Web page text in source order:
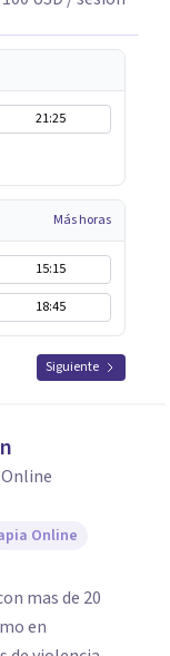
21:25
Más horas
15:15
18:45
Siguiente
Online
mas de 20
en